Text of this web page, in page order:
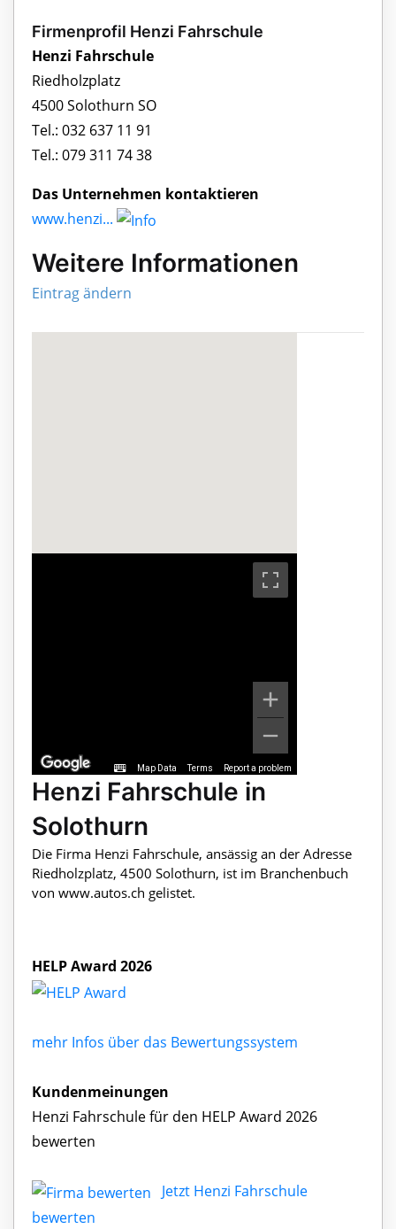
Firmenprofil Henzi Fahrschule
Henzi Fahrschule
Riedholzplatz
4500 Solothurn SO
Tel.: 032 637 11 91
Tel.: 079 311 74 38
Das Unternehmen kontaktieren
www.henzi...
Weitere Informationen
Eintrag ändern
Map Data Terms Report a problem
Henzi Fahrschule in
Solothurn
Die Firma Henzi Fahrschule, ansässig an der Adresse
Riedholzplatz, 4500 Solothurn, ist im Branchenbuch
von www.autos.ch gelistet.
HELP Award 2026
mehr Infos über das Bewertungssystem
Kundenmeinungen
Henzi Fahrschule für den HELP Award 2026
bewerten
Jetzt Henzi Fahrschule
bewerten